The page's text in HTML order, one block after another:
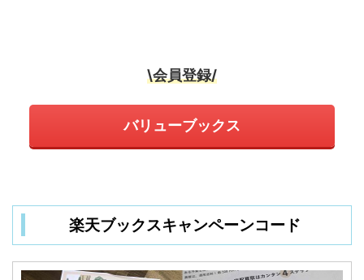
\会員登録/
バリューブックス
楽天ブックスキャンペーンコード